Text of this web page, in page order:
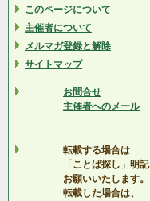
このページについて
主催者について
メルマガ登録と解除
サイトマップ
お問合せ
主催者へのメール
転載する場合は
「ことば探し」明記
お願いいたします。
転載した場合は、